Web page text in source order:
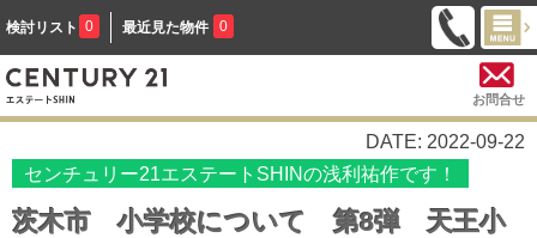
検討リスト 0 最近見た物件 0
お問合せ
DATE: 2022-09-22
センチュリー21エステートSHINの浅利祐作です！
茨木市 小学校について 第8弾 天王小